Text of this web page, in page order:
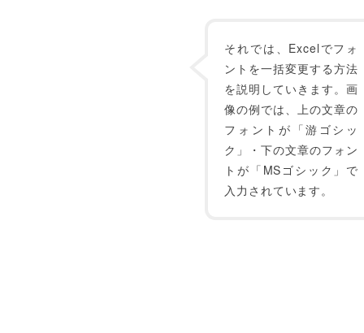
それでは、Excelでフォ
ントを一括変更する方法
を説明していきます。画
像の例では、上の文章の
フォントが「游ゴシッ
ク」・下の文章のフォン
トが「MSゴシック」で
入力されています。